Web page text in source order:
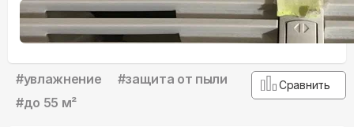
#увлажнение #защита от пыли
#до 55 м²
Сравнить